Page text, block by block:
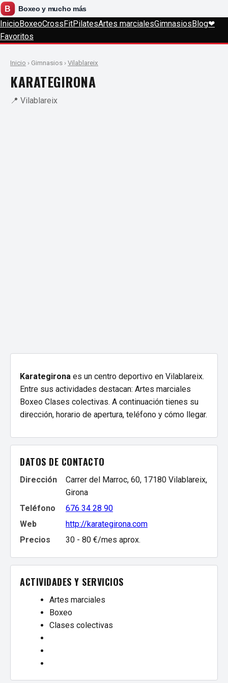
InicioBoxeoCrossFitPilatesArtes marcialesGimnasiosBlog❤
Favoritos
Inicio › Gimnasios › Vilablareix
KARATEGIRONA
📍 Vilablareix
Karategirona es un centro deportivo en Vilablareix.
Entre sus actividades destacan: Artes marciales
Boxeo Clases colectivas. A continuación tienes su
dirección, horario de apertura, teléfono y cómo llegar.
DATOS DE CONTACTO
Dirección
Carrer del Marroc, 60, 17180 Vilablareix,
Girona
Teléfono
676 34 28 90
Web
http://karategirona.com
Precios
30 - 80 €/mes aprox.
ACTIVIDADES Y SERVICIOS
Artes marciales
Boxeo
Clases colectivas